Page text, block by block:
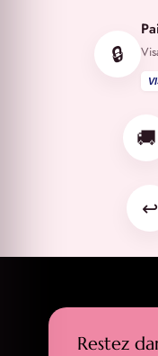
🔒
🚚
↩️
Restez